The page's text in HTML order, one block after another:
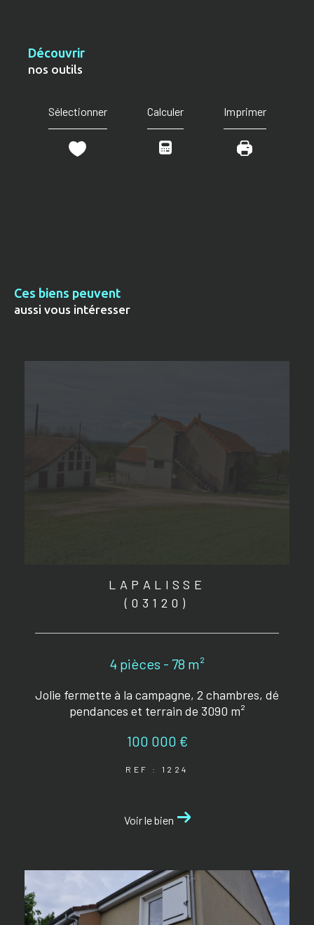
découvrir
nos outils
Sélectionner Calculer Imprimer
Ces biens peuvent
aussi vous intéresser
LAPALISSE
(03120)
4 pièces - 78 m²
Jolie fermette à la campagne, 2 chambres, dé
pendances et terrain de 3090 m²
100 000 €
REF : 1224
Voir le bien